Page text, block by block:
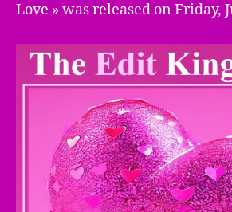
Love » was released on Friday,